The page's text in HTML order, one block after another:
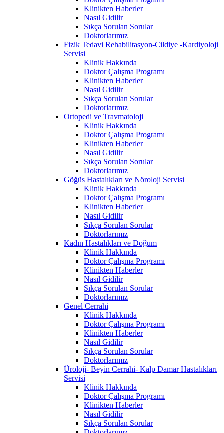
Klinikten Haberler
Nasıl Gidilir
Sıkça Sorulan Sorular
Doktorlarımız
Fizik Tedavi Rehabilitasyon-Cildiye -Kardiyoloji
Servisi
Klinik Hakkında
Doktor Çalışma Programı
Klinikten Haberler
Nasıl Gidilir
Sıkça Sorulan Sorular
Doktorlarımız
Ortopedi ve Travmatoloji
Klinik Hakkında
Doktor Çalışma Programı
Klinikten Haberler
Nasıl Gidilir
Sıkça Sorulan Sorular
Doktorlarımız
Göğüs Hastalıkları ve Nöroloji Servisi
Klinik Hakkında
Doktor Çalışma Programı
Klinikten Haberler
Nasıl Gidilir
Sıkça Sorulan Sorular
Doktorlarımız
Kadın Hastalıkları ve Doğum
Klinik Hakkında
Doktor Çalışma Programı
Klinikten Haberler
Nasıl Gidilir
Sıkça Sorulan Sorular
Doktorlarımız
Genel Cerrahi
Klinik Hakkında
Doktor Çalışma Programı
Klinikten Haberler
Nasıl Gidilir
Sıkça Sorulan Sorular
Doktorlarımız
Üroloji- Beyin Cerrahi- Kalp Damar Hastalıkları
Servisi
Klinik Hakkında
Doktor Çalışma Programı
Klinikten Haberler
Nasıl Gidilir
Sıkça Sorulan Sorular